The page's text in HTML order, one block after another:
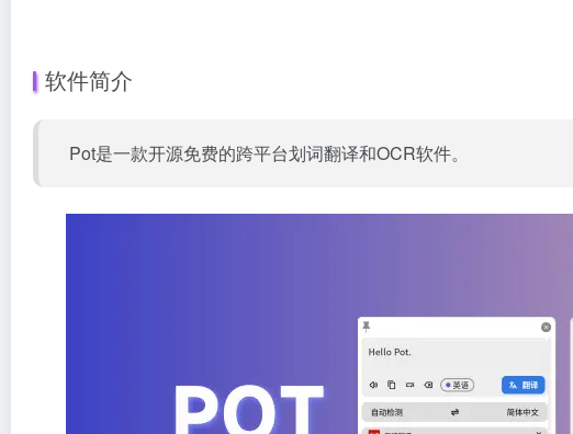
软件简介
Pot是一款开源免费的跨平台划词翻译和OCR软件。